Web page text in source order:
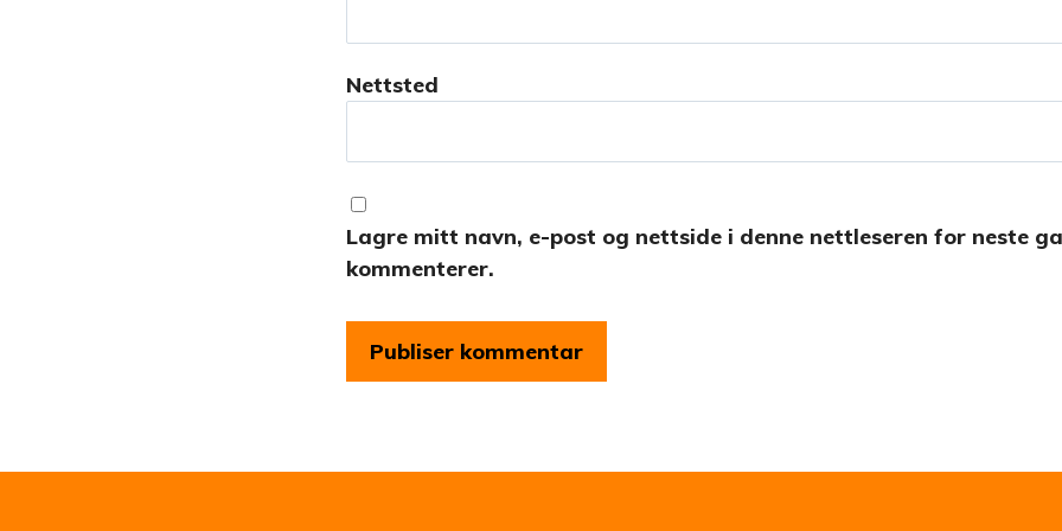
Nettsted
Lagre mitt navn, e-post og nettside i denne nettleseren for neste
kommenterer.